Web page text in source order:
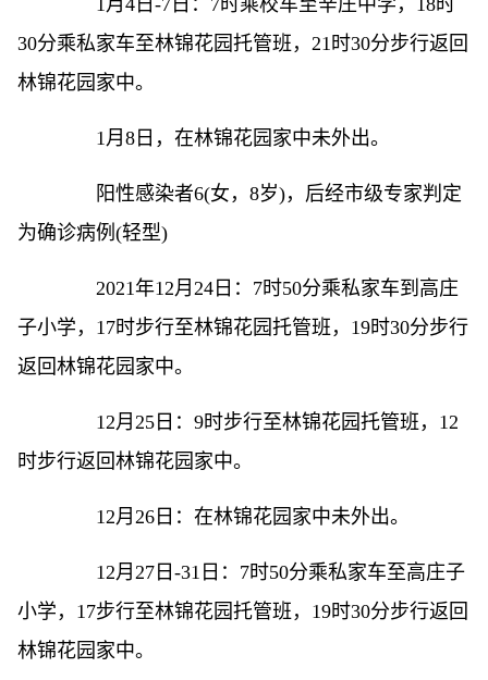
1月4日-7日：7时乘校车至辛庄中学，18时
30分乘私家车至林锦花园托管班，21时30分步行返回
林锦花园家中。
1月8日，在林锦花园家中未外出。
阳性感染者6(女，8岁)，后经市级专家判定
为确诊病例(轻型)
2021年12月24日：7时50分乘私家车到高庄
子小学，17时步行至林锦花园托管班，19时30分步行
返回林锦花园家中。
12月25日：9时步行至林锦花园托管班，12
时步行返回林锦花园家中。
12月26日：在林锦花园家中未外出。
12月27日-31日：7时50分乘私家车至高庄子
小学，17步行至林锦花园托管班，19时30分步行返回
林锦花园家中。